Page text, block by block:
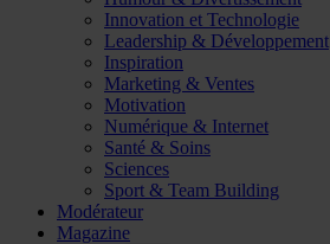
Innovation et Technologie
Leadership & Développement
Inspiration
Marketing & Ventes
Motivation
Numérique & Internet
Santé & Soins
Sciences
Sport & Team Building
Modérateur
Magazine